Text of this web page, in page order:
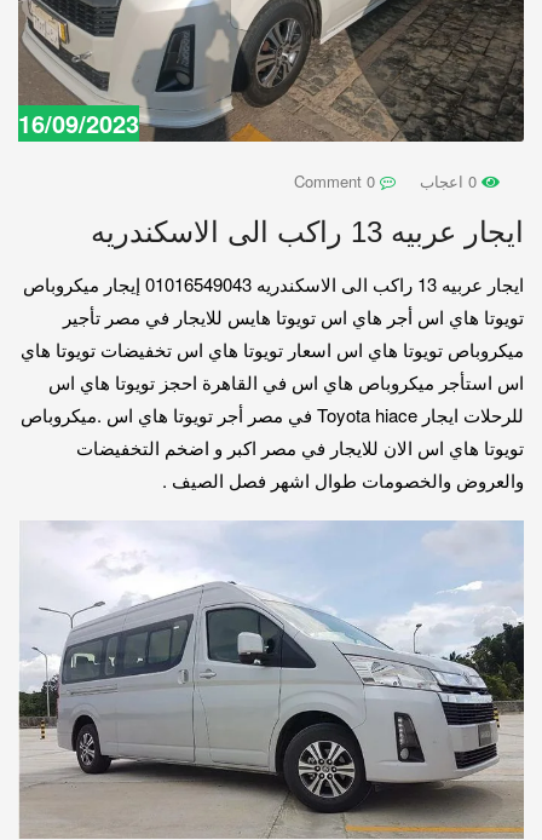
16/09/2023
ايجار عربيه 13 راكب الى الاسكندريه
ايجار عربيه 13 راكب الى الاسكندريه 01016549043 إيجار ميكروباص
تويوتا هاي اس أجر هاي اس تويوتا هايس للايجار في مصر تأجير
ميكروباص تويوتا هاي اس اسعار تويوتا هاي اس تخفيضات تويوتا هاي
اس استأجر ميكروباص هاي اس في القاهرة احجز تويوتا هاي اس
للرحلات ايجار Toyota hiace في مصر أجر تويوتا هاي اس .ميكروباص
تويوتا هاي اس الان للايجار في مصر اكبر و اضخم التخفيضات
والعروض والخصومات طوال اشهر فصل الصيف .